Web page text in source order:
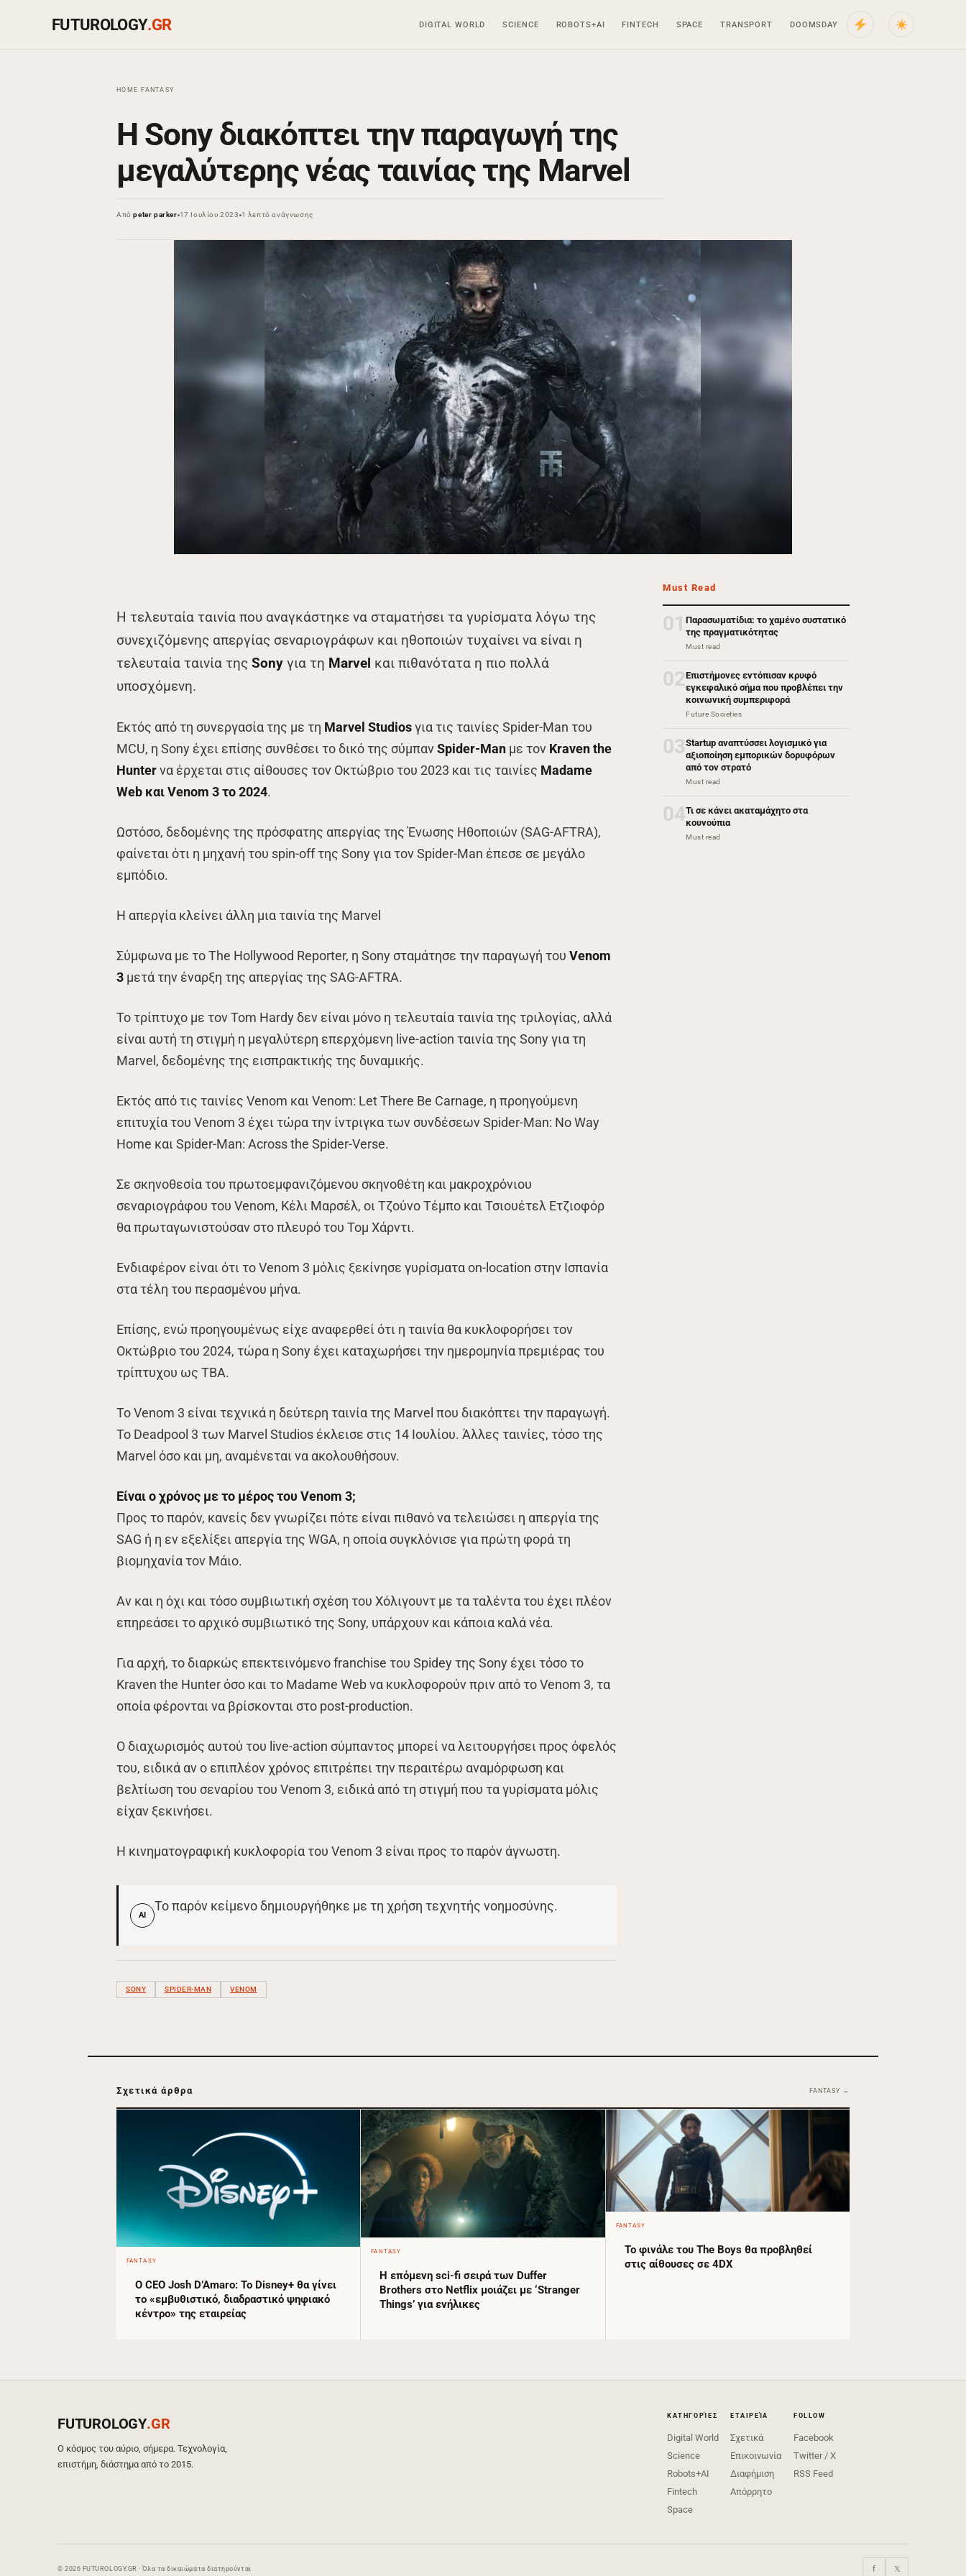
FUTUROLOGY.GR DIGITAL WORLD SCIENCE ROBOTS+AI FINTECH SPACE TRANSPORT DOOMSDAY
HOME FANTASY
Η Sony διακόπτει την παραγωγή της
μεγαλύτερης νέας ταινίας της Marvel
Απόpeter parker 17 Ιουλίου 2023 1 λεπτό ανάγνωσης
Η τελευταία ταινία που αναγκάστηκε να σταματήσει τα γυρίσματα λόγω της
συνεχιζόμενης απεργίας σεναριογράφων και ηθοποιών τυχαίνει να είναι η
τελευταία ταινία της Sony για τη Marvel και πιθανότατα η πιο πολλά
υποσχόμενη.
Εκτός από τη συνεργασία της με τη Marvel Studiosγια τις ταινίες Spider-Man του
MCU, η Sony έχει επίσης συνθέσει το δικό της σύμπανSpider-Man με τον Kraven the
Hunterνα έρχεται στις αίθουσες τον Οκτώβριο του 2023 και τις ταινίες Madame
Web και Venom 3 το 2024.
Ωστόσο, δεδομένης της πρόσφατης απεργίας της Ένωσης Ηθοποιών (SAG-AFTRA),
φαίνεται ότι η μηχανή του spin-off της Sony για τον Spider-Man έπεσε σε μεγάλο
εμπόδιο.
Η απεργία κλείνει άλλη μια ταινία της Marvel
Σύμφωνα με το The Hollywood Reporter, η Sony σταμάτησε την παραγωγή του Venom
3 μετά την έναρξη της απεργίας της SAG-AFTRA.
Το τρίπτυχο με τον Tom Hardy δεν είναι μόνο η τελευταία ταινία της τριλογίας, αλλά
είναι αυτή τη στιγμή η μεγαλύτερη επερχόμενη live-action ταινία της Sony για τη
Marvel, δεδομένης της εισπρακτικής της δυναμικής.
Εκτός από τις ταινίες Venom και Venom: Let There Be Carnage, η προηγούμενη
επιτυχία του Venom 3 έχει τώρα την ίντριγκα των συνδέσεων Spider-Man: No Way
Home και Spider-Man: Across the Spider-Verse.
Σε σκηνοθεσία του πρωτοεμφανιζόμενου σκηνοθέτη και μακροχρόνιου
σεναριογράφου του Venom, Κέλι Μαρσέλ, οι Τζούνο Τέμπο και Τσιουέτελ Ετζιοφόρ
θα πρωταγωνιστούσαν στο πλευρό του Τομ Χάρντι.
Ενδιαφέρον είναι ότι το Venom 3 μόλις ξεκίνησε γυρίσματα on-location στην Ισπανία
στα τέλη του περασμένου μήνα.
Επίσης, ενώ προηγουμένως είχε αναφερθεί ότι η ταινία θα κυκλοφορήσει τον
Οκτώβριο του 2024, τώρα η Sony έχει καταχωρήσει την ημερομηνία πρεμιέρας του
τρίπτυχου ως TBA.
Το Venom 3 είναι τεχνικά η δεύτερη ταινία της Marvel που διακόπτει την παραγωγή.
Το Deadpool 3 των Marvel Studios έκλεισε στις 14 Ιουλίου. Άλλες ταινίες, τόσο της
Marvel όσο και μη, αναμένεται να ακολουθήσουν.
Είναι ο χρόνος με το μέρος του Venom 3;
Προς το παρόν, κανείς δεν γνωρίζει πότε είναι πιθανό να τελειώσει η απεργία της
SAG ή η εν εξελίξει απεργία της WGA, η οποία συγκλόνισε για πρώτη φορά τη
βιομηχανία τον Μάιο.
Αν και η όχι και τόσο συμβιωτική σχέση του Χόλιγουντ με τα ταλέντα του έχει πλέον
επηρεάσει το αρχικό συμβιωτικό της Sony, υπάρχουν και κάποια καλά νέα.
Για αρχή, το διαρκώς επεκτεινόμενο franchise του Spidey της Sony έχει τόσο το
Kraven the Hunter όσο και το Madame Web να κυκλοφορούν πριν από το Venom 3, τα
οποία φέρονται να βρίσκονται στο post-production.
Ο διαχωρισμός αυτού του live-action σύμπαντος μπορεί να λειτουργήσει προς όφελός
του, ειδικά αν ο επιπλέον χρόνος επιτρέπει την περαιτέρω αναμόρφωση και
βελτίωση του σεναρίου του Venom 3, ειδικά από τη στιγμή που τα γυρίσματα μόλις
είχαν ξεκινήσει.
Η κινηματογραφική κυκλοφορία του Venom 3 είναι προς το παρόν άγνωστη.
AI
Το παρόν κείμενο δημιουργήθηκε με τη χρήση τεχνητής νοημοσύνης.
SONY SPIDER-MAN VENOM
Must Read
01 Παρασωματίδια: το χαμένο συστατικό
της πραγματικότητας
Must read
02Επιστήμονες εντόπισαν κρυφό
εγκεφαλικό σήμα που προβλέπει την
κοινωνική συμπεριφορά
Future Societies
03Startup αναπτύσσει λογισμικό για
αξιοποίηση εμπορικών δορυφόρων
από τον στρατό
Must read
04Τι σε κάνει ακαταμάχητο στα
κουνούπια
Must read
Σχετικά άρθρα FANTASY →
FANTASY
Ο CEO Josh D’Amaro: Το Disney+ θα γίνει
το «εμβυθιστικό, διαδραστικό ψηφιακό
κέντρο» της εταιρείας
FANTASY
Η επόμενη sci-fi σειρά των Duffer
Brothers στο Netflix μοιάζει με ‘Stranger
Things’ για ενήλικες
FANTASY
Το φινάλε του The Boys θα προβληθεί
στις αίθουσες σε 4DX
FUTUROLOGY.GR
Ο κόσμος του αύριο, σήμερα. Τεχνολογία,
επιστήμη, διάστημα από το 2015.
ΚΑΤΗΓΟΡΊΕΣ
Digital World
Science
Robots+AI
Fintech
Space
ΕΤΑΙΡΕΊΑ
Σχετικά
Επικοινωνία
Διαφήμιση
Απόρρητο
FOLLOW
Facebook
Twitter / X
RSS Feed
© 2026 FUTUROLOGY.GR · Όλα τα δικαιώματα διατηρούνται f 𝕏